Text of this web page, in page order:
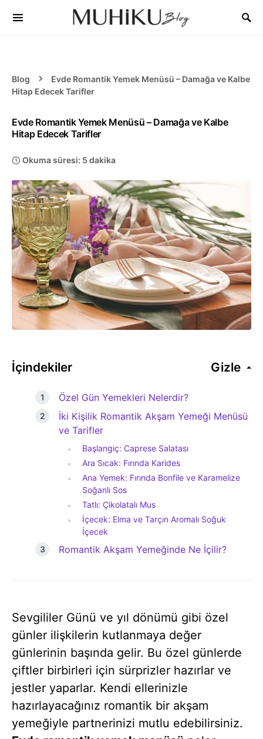
Blog
Evde Romantik Yemek Menüsü – Damağa ve Kalbe
Hitap Edecek Tarifler
Evde Romantik Yemek Menüsü – Damağa ve Kalbe
Hitap Edecek Tarifler
Okuma süresi: 5 dakika
İçindekiler Gizle
Özel Gün Yemekleri Nelerdir?
İki Kişilik Romantik Akşam Yemeği Menüsü
ve Tarifler
Başlangıç: Caprese Salatası
Ara Sıcak: Fırında Karides
Ana Yemek: Fırında Bonfile ve Karamelize
Soğanlı Sos
Tatlı: Çikolatalı Mus
İçecek: Elma ve Tarçın Aromalı Soğuk
İçecek
Romantik Akşam Yemeğinde Ne İçilir?
Sevgililer Günü ve yıl dönümü gibi özel
günler ilişkilerin kutlanmaya değer
günlerinin başında gelir. Bu özel günlerde
çiftler birbirleri için sürprizler hazırlar ve
jestler yaparlar. Kendi ellerinizle
hazırlayacağınız romantik bir akşam
yemeğiyle partnerinizi mutlu edebilirsiniz.